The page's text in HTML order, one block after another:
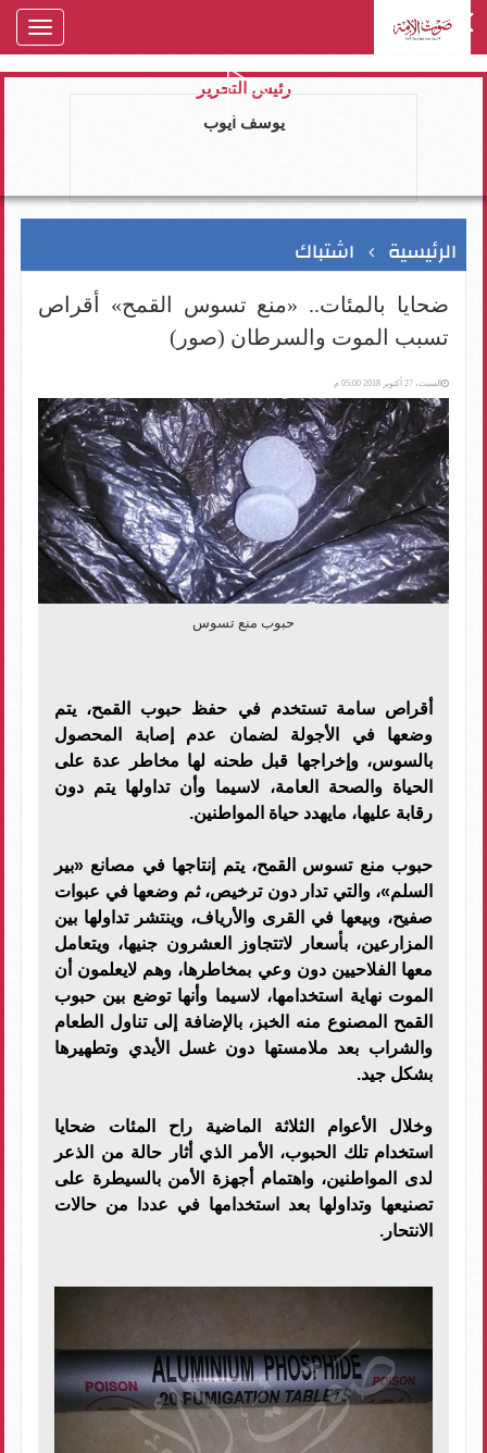
رئيس التحرير
يوسف ايوب
الرئيسية اشتباك
ضحايا بالمئات.. «منع تسوس القمح» أقراص
تسبب الموت والسرطان (صور)
السبت، 27 أكتوبر 2018 05:00 م
حبوب منع تسوس
أقراص سامة تستخدم في حفظ حبوب القمح، يتم
وضعها في الأجولة لضمان عدم إصابة المحصول
بالسوس، وإخراجها قبل طحنه لها مخاطر عدة على
الحياة والصحة العامة، لاسيما وأن تداولها يتم دون
رقابة عليها، مايهدد حياة المواطنين.
حبوب منع تسوس القمح، يتم إنتاجها في مصانع «بير
السلم»، والتي تدار دون ترخيص، ثم وضعها في عبوات
صفيح، وبيعها في القرى والأرياف، وينتشر تداولها بين
المزارعين، بأسعار لاتتجاوز العشرون جنيها، ويتعامل
معها الفلاحيين دون وعي بمخاطرها، وهم لايعلمون أن
الموت نهاية استخدامها، لاسيما وأنها توضع بين حبوب
القمح المصنوع منه الخبز، بالإضافة إلى تناول الطعام
والشراب بعد ملامستها دون غسل الأيدي وتطهيرها
بشكل جيد.
وخلال الأعوام الثلاثة الماضية راح المئات ضحايا
استخدام تلك الحبوب، الأمر الذي أثار حالة من الذعر
لدى المواطنين، واهتمام أجهزة الأمن بالسيطرة على
تصنيعها وتداولها بعد استخدامها في عددا من حالات
الانتحار.